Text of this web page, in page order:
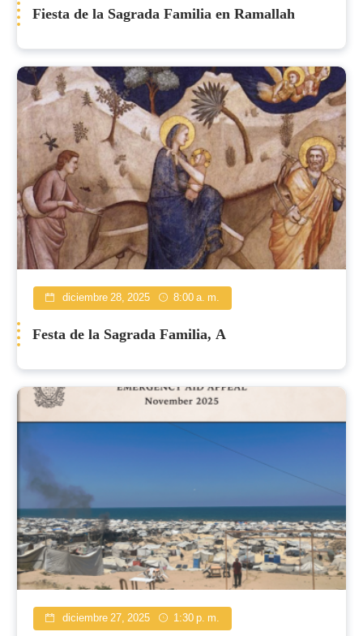
Fiesta de la Sagrada Familia en Ramallah
diciembre 28, 2025 8:00 a. m.
Festa de la Sagrada Familia, A
diciembre 27, 2025 1:30 p. m.